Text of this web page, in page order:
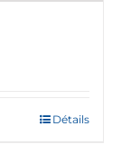
Détails